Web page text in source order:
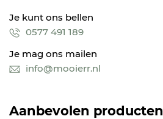
Je kunt ons bellen
0577 491 189
Je mag ons mailen
info@mooierr.nl
Aanbevolen producten